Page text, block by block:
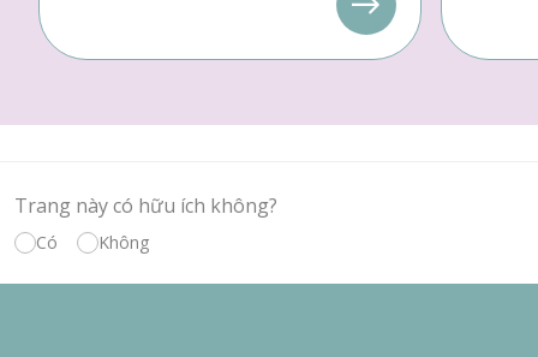
Trang này có hữu ích không?
Có Không